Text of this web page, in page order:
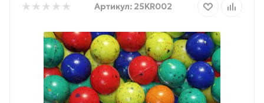
Артикул: 25KR002